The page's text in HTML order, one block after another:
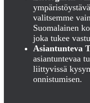
valitsemme
Suomalainen
joka tukee
Asiantunteva
asiantuntevaa
liittyvissä
onnistumisen.